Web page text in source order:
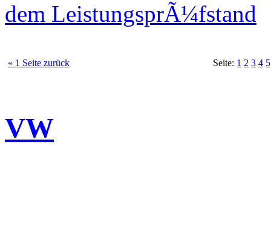
dem LeistungsprÃ¼fstand
« 1 Seite zurück Seite: 1 2 3 4 5
VW